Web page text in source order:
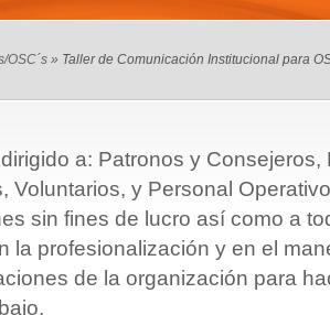
OSC´s » Taller de Comunicación Institucional para
a: Patronos y Consejeros,
Voluntarios, y Personal
sin fines de lucro así como a
la profesionalización y en el
de la organización para